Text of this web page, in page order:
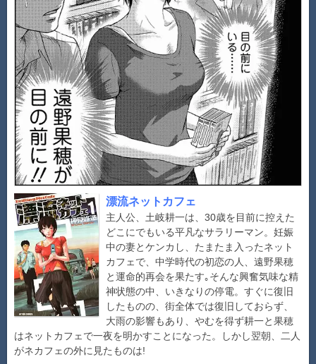
漂流ネットカフェ
主人公、土岐耕一は、30歳を目前に控えた
どこにでもいる平凡なサラリーマン。妊娠
中の妻とケンカし、たまたま入ったネット
カフェで、中学時代の初恋の人、遠野果穂
と運命的再会を果たす｡そんな興奮気味な精
神状態の中、いきなりの停電。すぐに復旧
したものの、街全体では復旧しておらず、
大雨の影響もあり、やむを得ず耕一と果穂
はネットカフェで一夜を明かすことになった。しかし翌朝、二人
がネカフェの外に見たものは!